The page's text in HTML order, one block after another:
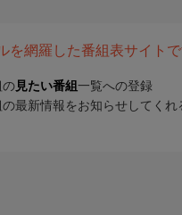
網羅した番組表サイトで
の 見たい番組 一覧への登録
最新情報をお知らせしてくれ